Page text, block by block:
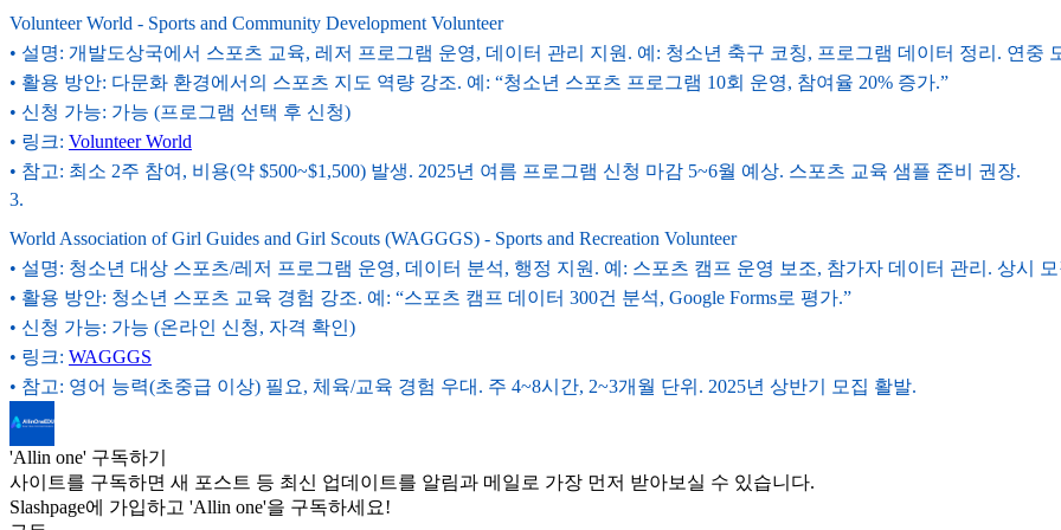
Volunteer World - Sports and Community Development Volunteer
• 설명: 개발도상국에서 스포츠 교육, 레저 프로그램 운영, 데이터 관리 지원. 예: 청소년 축구 코칭, 프로그램 데이터 정리. 연중
• 활용 방안: 다문화 환경에서의 스포츠 지도 역량 강조. 예: “청소년 스포츠 프로그램 10회 운영, 참여율 20% 증가.”
• 신청 가능: 가능 (프로그램 선택 후 신청)
• 링크: Volunteer World
• 참고: 최소 2주 참여, 비용(약 $500~$1,500) 발생. 2025년 여름 프로그램 신청 마감 5~6월 예상. 스포츠 교육 샘플 준비 권장.
3.
World Association of Girl Guides and Girl Scouts (WAGGGS) - Sports and Recreation Volunteer
• 설명: 청소년 대상 스포츠/레저 프로그램 운영, 데이터 분석, 행정 지원. 예: 스포츠 캠프 운영 보조, 참가자 데이터 관리. 상시 모
• 활용 방안: 청소년 스포츠 교육 경험 강조. 예: “스포츠 캠프 데이터 300건 분석, Google Forms로 평가.”
• 신청 가능: 가능 (온라인 신청, 자격 확인)
• 링크: WAGGGS
• 참고: 영어 능력(초중급 이상) 필요, 체육/교육 경험 우대. 주 4~8시간, 2~3개월 단위. 2025년 상반기 모집 활발.
'Allin one' 구독하기
사이트를 구독하면 새 포스트 등 최신 업데이트를 알림과 메일로 가장 먼저 받아보실 수 있습니다.
Slashpage에 가입하고 'Allin one'을 구독하세요!